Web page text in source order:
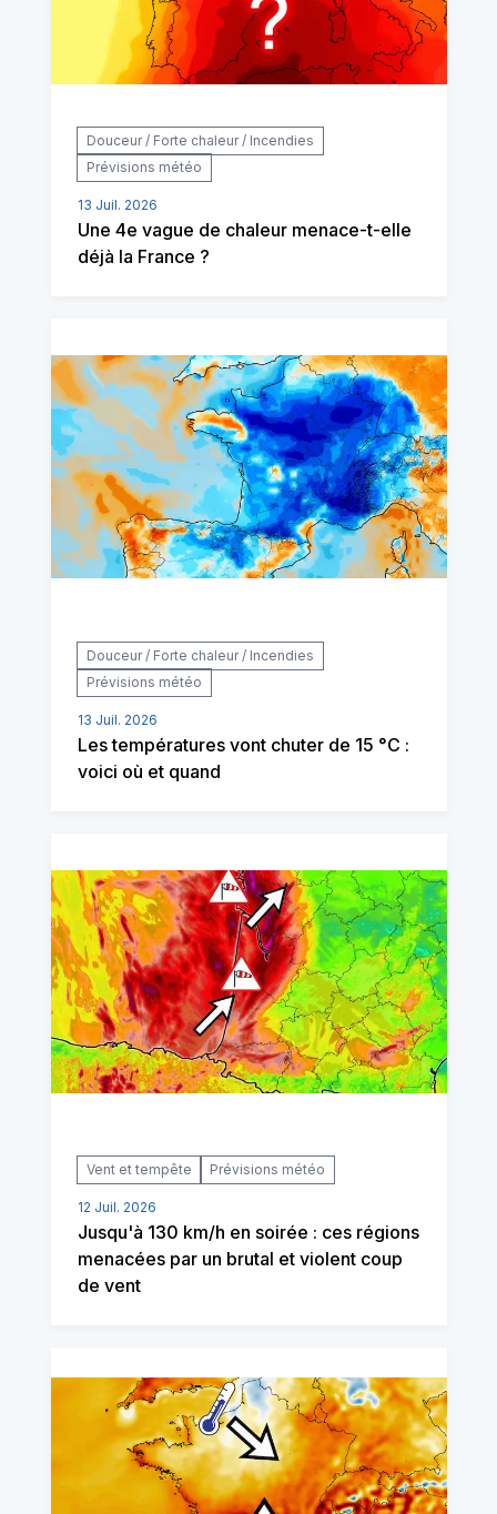
Douceur / Forte chaleur / Incendies
Prévisions météo
13 Juil. 2026
Une 4e vague de chaleur menace-t-elle
déjà la France ?
Douceur / Forte chaleur / Incendies
Prévisions météo
13 Juil. 2026
Les températures vont chuter de 15 °C :
voici où et quand
Vent et tempête Prévisions météo
12 Juil. 2026
Jusqu'à 130 km/h en soirée : ces régions
menacées par un brutal et violent coup
de vent